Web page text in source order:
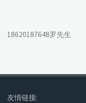
18620187648罗先生
友情链接: